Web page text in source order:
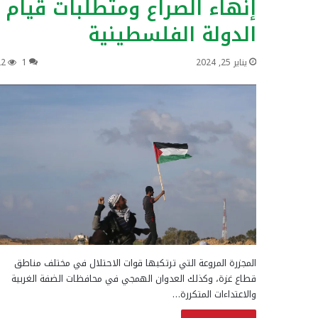
إنهاء الصراع ومتطلبات قيام
الدولة الفلسطينية
يناير 25, 2024 1
المجزرة المروعة التي ترتكبها قوات الاحتلال في مختلف مناطق
قطاع غزة، وكذلك العدوان الهمجي في محافظات الضفة الغربية
والاعتداءات المتكررة…